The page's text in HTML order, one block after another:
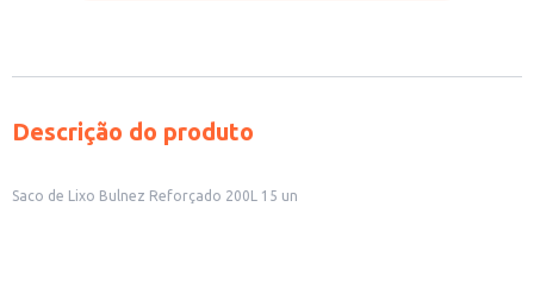
Descrição do produto
Saco de Lixo Bulnez Reforçado 200L 15 un